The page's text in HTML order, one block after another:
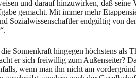
und darauf hinzuwirken, daß
gemacht. Mit immer mehr
Sozialwissenschaftler endgültig von
Sonnenkraft hingegen höchstens als
er sich freiwillig zum Außenseiter?
wenn man ihn nicht am